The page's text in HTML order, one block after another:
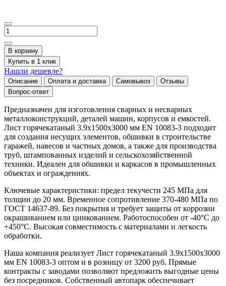
В корзину
Купить в 1 клик
Нашли дешевле?
Описание Оплата и доставка Самовывоз
Отзывы
Вопрос-ответ
Предназначен для изготовления сварных и несварных
металлоконструкций, деталей машин, корпусов и емкостей.
Лист горячекатаный 3.9х1500х3000 мм EN 10083-3 подходит
для создания несущих элементов, обшивки в строительстве
гаражей, навесов и частных домов, а также для производства
труб, штампованных изделий и сельскохозяйственной
техники. Идеален для обшивки и каркасов в промышленных
объектах и ограждениях.
Ключевые характеристики: предел текучести 245 МПа для
толщин до 20 мм. Временное сопротивление 370-480 МПа по
ГОСТ 14637-89. Без покрытия и требует защиты от коррозии
окрашиванием или цинкованием. Работоспособен от -40°C до
+450°C. Высокая совместимость с материалами и легкость
обработки.
Наша компания реализует Лист горячекатаный 3.9х1500х3000
мм EN 10083-3 оптом и в розницу от 3200 руб. Прямые
контракты с заводами позволяют предложить выгодные цены
без посредников. Собственный автопарк обеспечивает